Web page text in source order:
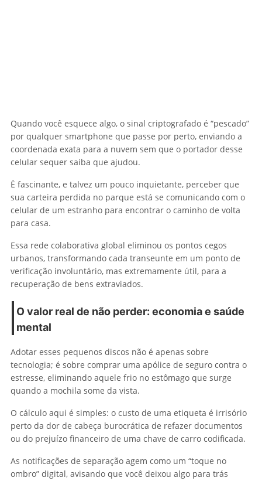
Quando você esquece algo, o sinal criptografado é “pescado”
por qualquer smartphone que passe por perto, enviando a
coordenada exata para a nuvem sem que o portador desse
celular sequer saiba que ajudou.
É fascinante, e talvez um pouco inquietante, perceber que
sua carteira perdida no parque está se comunicando com o
celular de um estranho para encontrar o caminho de volta
para casa.
Essa rede colaborativa global eliminou os pontos cegos
urbanos, transformando cada transeunte em um ponto de
verificação involuntário, mas extremamente útil, para a
recuperação de bens extraviados.
O valor real de não perder: economia e saúde
mental
Adotar esses pequenos discos não é apenas sobre
tecnologia; é sobre comprar uma apólice de seguro contra o
estresse, eliminando aquele frio no estômago que surge
quando a mochila some da vista.
O cálculo aqui é simples: o custo de uma etiqueta é irrisório
perto da dor de cabeça burocrática de refazer documentos
ou do prejuízo financeiro de uma chave de carro codificada.
As notificações de separação agem como um “toque no
ombro” digital, avisando que você deixou algo para trás